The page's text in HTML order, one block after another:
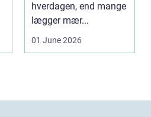
hverdagen, end mange
lægger mær...
01 June 2026